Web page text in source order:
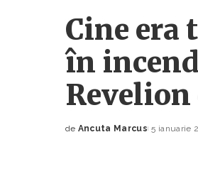
Cine era
în
de Ancuta Marcus 5 ianuarie